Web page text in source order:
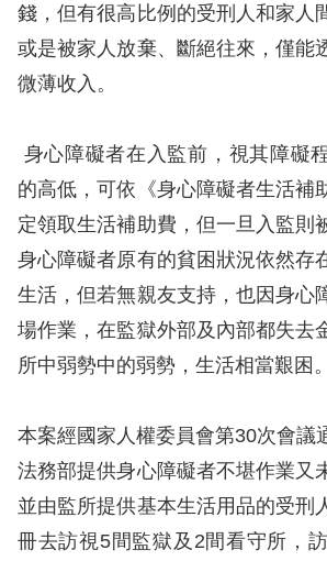
最
新
消
人
權
業
務
核
心
人
公
約
陳
情
錢，但有很高比例的受刑人和家人
或是被家人放棄、斷絕往來，僅能
微薄收入。
身心障礙者在入監前，視其障礙
的高低，可依《身心障礙者生活補
定領取生活補助費，但一旦入監則
身心障礙者原有的貧困狀況依然存
生活，但若無親友支持，也因身心
場作業，在監獄外部及內部都失去
所中弱勢中的弱勢，生活相當艱困。
本案經國家人權委員會第30次會議
法務部提供身心障礙者不堪作業又
並由監所提供基本生活用品的受刑
冊去訪視5間監獄及2間看守所，